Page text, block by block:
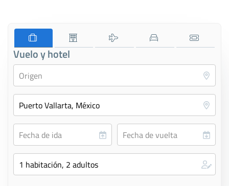
Vuelo y hotel